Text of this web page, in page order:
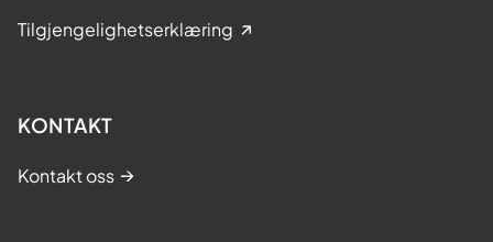
Tilgjengelighetserklæring
KONTAKT
Kontakt oss